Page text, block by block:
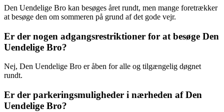
Den Uendelige Bro kan besøges året rundt, men mange foretrækker
at besøge den om sommeren på grund af det gode vejr.
Er der nogen adgangsrestriktioner for at besøge Den
Uendelige Bro?
Nej, Den Uendelige Bro er åben for alle og tilgængelig døgnet
rundt.
Er der parkeringsmuligheder i nærheden af Den
Uendelige Bro?